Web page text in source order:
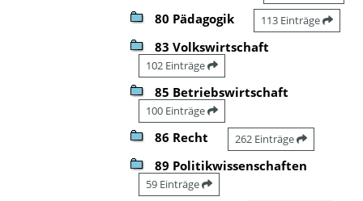
80 Pädagogik 113 Einträge
83 Volkswirtschaft
102 Einträge
85 Betriebswirtschaft
100 Einträge
86 Recht 262 Einträge
89 Politikwissenschaften
59 Einträge